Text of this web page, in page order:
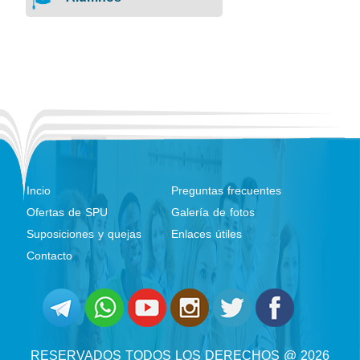
Incio
Preguntas frecuentes
Ofertas de SPU
Galería de fotos
Suposiciones y quejas
Enlaces útiles
Contacto